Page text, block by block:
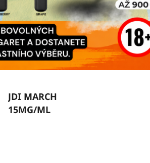
JDI MARCH
15MG/ML